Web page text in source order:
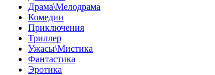
Драма\Мелодрама
Комедии
Приключения
Триллер
Ужасы\Мистика
Фантастика
Эротика